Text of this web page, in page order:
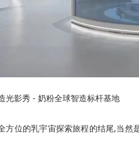
光影秀 - 奶粉全球智造标杆基地
方位的乳宇宙探索旅程的结尾,当然